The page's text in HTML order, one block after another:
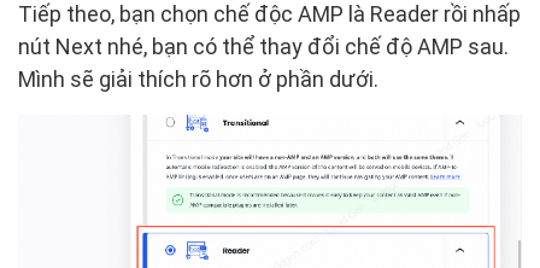
Tiếp theo, bạn chọn chế độc AMP là Reader rồi nhấp
nút Next nhé, bạn có thể thay đổi chế độ AMP sau.
Mình sẽ giải thích rõ hơn ở phần dưới.